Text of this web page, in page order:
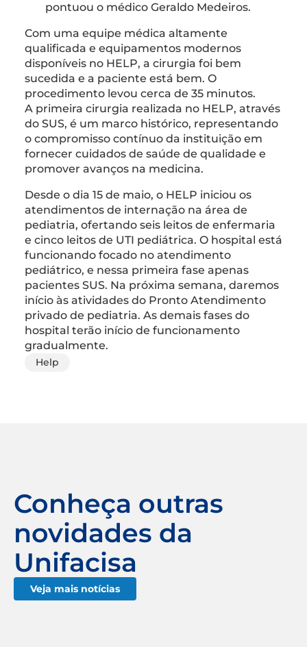
pontuou o médico Geraldo Medeiros.
Com uma equipe médica altamente
qualificada e equipamentos modernos
disponíveis no HELP, a cirurgia foi bem
sucedida e a paciente está bem. O
procedimento levou cerca de 35 minutos.
A primeira cirurgia realizada no HELP, através
do SUS, é um marco histórico, representando
o compromisso contínuo da instituição em
fornecer cuidados de saúde de qualidade e
promover avanços na medicina.
Desde o dia 15 de maio, o HELP iniciou os
atendimentos de internação na área de
pediatria, ofertando seis leitos de enfermaria
e cinco leitos de UTI pediátrica. O hospital está
funcionando focado no atendimento
pediátrico, e nessa primeira fase apenas
pacientes SUS. Na próxima semana, daremos
início às atividades do Pronto Atendimento
privado de pediatria. As demais fases do
hospital terão início de funcionamento
gradualmente.
Help
Conheça outras
novidades da
Unifacisa
Veja mais notícias